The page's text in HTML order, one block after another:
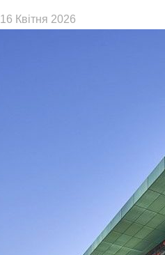
16 Квітня 2026